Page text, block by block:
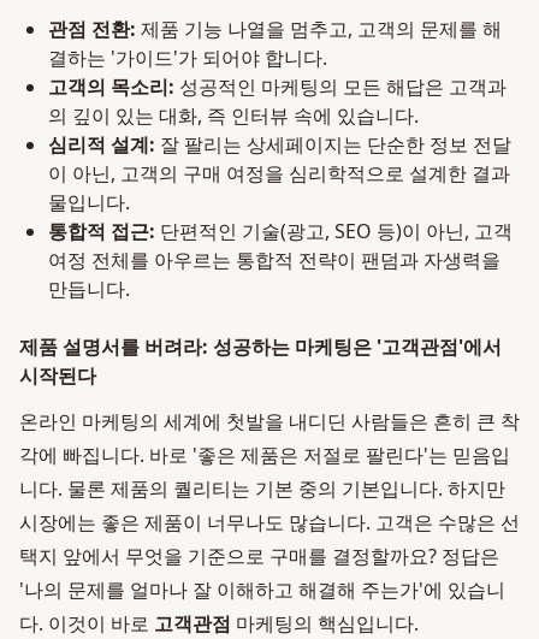
관점 전환: 제품 기능 나열을 멈추고, 고객의 문제를 해
결하는 '가이드'가 되어야 합니다.
고객의 목소리: 성공적인 마케팅의 모든 해답은 고객과
의 깊이 있는 대화, 즉 인터뷰 속에 있습니다.
심리적 설계: 잘 팔리는 상세페이지는 단순한 정보 전달
이 아닌, 고객의 구매 여정을 심리학적으로 설계한 결과
물입니다.
통합적 접근: 단편적인 기술(광고, SEO 등)이 아닌, 고객
여정 전체를 아우르는 통합적 전략이 팬덤과 자생력을
만듭니다.
제품 설명서를 버려라: 성공하는 마케팅은 '고객관점'에서
시작된다
온라인 마케팅의 세계에 첫발을 내디딘 사람들은 흔히 큰 착
각에 빠집니다. 바로 '좋은 제품은 저절로 팔린다'는 믿음입
니다. 물론 제품의 퀄리티는 기본 중의 기본입니다. 하지만
시장에는 좋은 제품이 너무나도 많습니다. 고객은 수많은 선
택지 앞에서 무엇을 기준으로 구매를 결정할까요? 정답은
'나의 문제를 얼마나 잘 이해하고 해결해 주는가'에 있습니
다. 이것이 바로 고객관점 마케팅의 핵심입니다.